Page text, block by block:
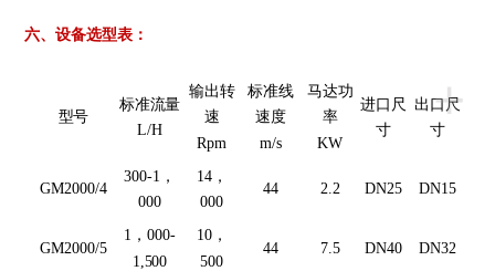
六、设备选型表：
+
型号
标准流量
L/H
输出转
速
Rpm
标准线
速度
m/s
马达功
率
KW
进口尺
寸
出口尺
寸
GM2000/4
300-1，
000
14，
000
44 2.2 DN25 DN15
GM2000/5
1，000-
1,500
10，
500
44 7.5 DN40 DN32